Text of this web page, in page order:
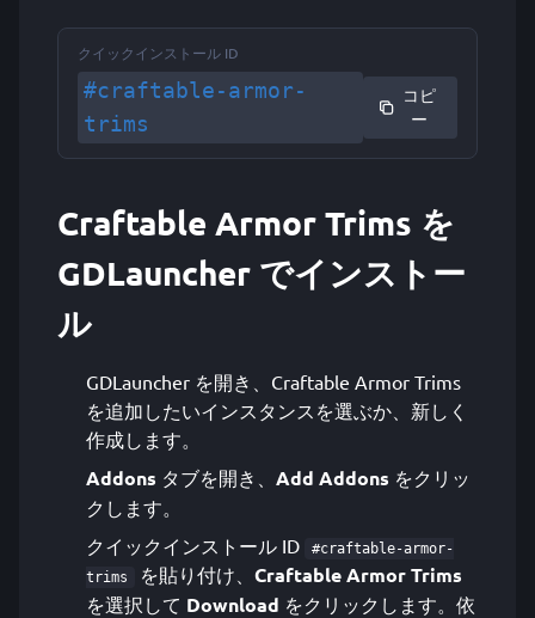
クイックインストール ID
#craftable-armor-
trims
コピ
ー
Craftable Armor Trims を
GDLauncher でインストー
ル
GDLauncher を開き、Craftable Armor Trims
を追加したいインスタンスを選ぶか、新しく
作成します。
Addons タブを開き、 Add Addons をクリッ
クします。
クイックインストール ID
#craftable-armor-
trims
を貼り付け、 Craftable Armor Trims
を選択して Download をクリックします。依